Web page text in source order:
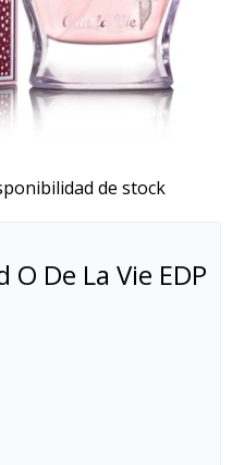
de stock
De La Vie EDP